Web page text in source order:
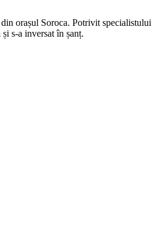
orașul Soroca. Potrivit specialistului
s-a inversat în șanț.